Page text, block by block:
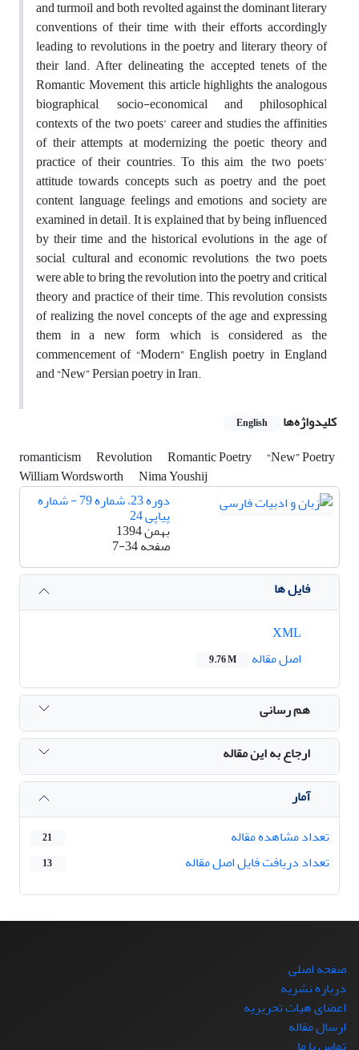
and turmoil and both revolted against the dominant literary
conventions of their time with their efforts accordingly
leading to revolutions in the poetry and literary theory of
their land. After delineating the accepted tenets of the
Romantic Movement, this article highlights the analogous
biographical, socio-economical and philosophical
contexts of the two poets’ career and studies the affinities
of their attempts at modernizing the poetic theory and
practice of their countries. To this aim, the two poets’
attitude towards concepts such as poetry and the poet,
content, language, feelings and emotions, and society are
examined in detail. It is explained that by being influenced
by their time and the historical evolutions in the age of
social, cultural and economic revolutions, the two poets
were able to bring the revolution into the poetry and critical
theory and practice of their time. This revolution consists
of realizing the novel concepts of the age and expressing
them in a new form, which is considered as the
commencement of “Modern” English poetry in England
and “New” Persian poetry in Iran.
کلیدواژه‌ها
English
romanticism Revolution Romantic Poetry
“New” Poetry
William Wordsworth
Nima Youshij
دوره 23، شماره 79 - شماره
پیاپی 24
بهمن 1394
صفحه7-34
فایل ها
اصل مقاله
9.76 M
هم رسانی
ارجاع به این مقاله
آمار
تعداد مشاهده مقاله
21
تعداد دریافت فایل اصل مقاله 13
صفحه اصلی
درباره نشریه
اعضای هیات تحریریه
ارسال مقاله